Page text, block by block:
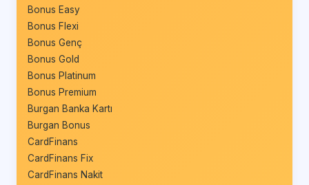
Bonus Easy
Bonus Flexi
Bonus Genç
Bonus Gold
Bonus Platinum
Bonus Premium
Burgan Banka Kartı
Burgan Bonus
CardFinans
CardFinans Fix
CardFinans Nakit